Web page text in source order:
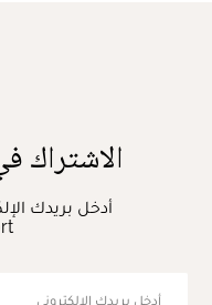
الاشتراك
أدخل بريدك